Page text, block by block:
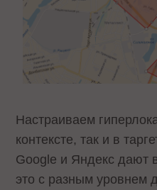
Настраиваем
контексте, так и в
Google и Яндекс дают
это с разным уровнем